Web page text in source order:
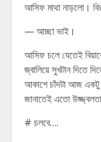
আসিফ মাথা নাড়লো।
— আচ্ছা ভাই।
আসিফ চলে যেতেই
জ্বালিয়ে সুখটান দিতে
আকাশে চাঁদটা আজ একটু
জানাতেই এতো
# চলবে….